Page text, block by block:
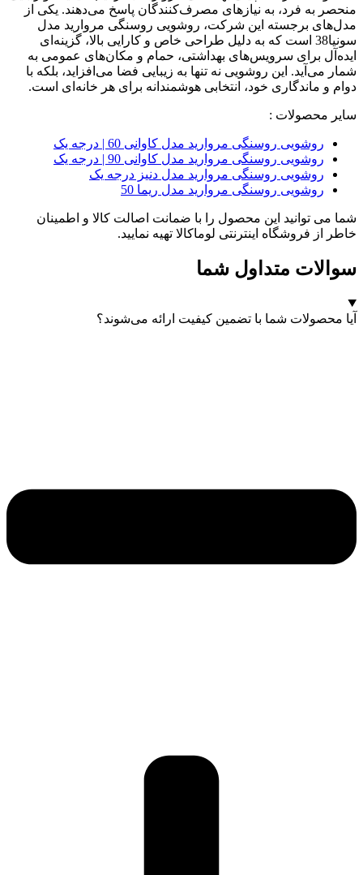
منحصر به فرد، به نیازهای مصرف‌کنندگان پاسخ می‌دهند. یکی از
مدل‌های برجسته این شرکت، روشویی روسنگی مروارید مدل
سونیا38 است که به دلیل طراحی خاص و کارایی بالا، گزینه‌ای
ایده‌آل برای سرویس‌های بهداشتی، حمام و مکان‌های عمومی به
شمار می‌آید. این روشویی نه تنها به زیبایی فضا می‌افزاید، بلکه با
دوام و ماندگاری خود، انتخابی هوشمندانه برای هر خانه‌ای است.
سایر محصولات :
روشویی روسنگی مروارید مدل کاوانی 60 | درجه یک
روشویی روسنگی مروارید مدل کاوانی 90 | درجه یک
روشویی روسنگی مروارید مدل دنیز درجه یک
روشویی روسنگی مروارید مدل ریما 50
شما می توانید این محصول را با ضمانت اصالت کالا و اطمینان
خاطر از فروشگاه اینترنتی لوماکالا تهیه نمایید.
سوالات متداول شما
آیا محصولات شما با تضمین کیفیت ارائه می‌شوند؟